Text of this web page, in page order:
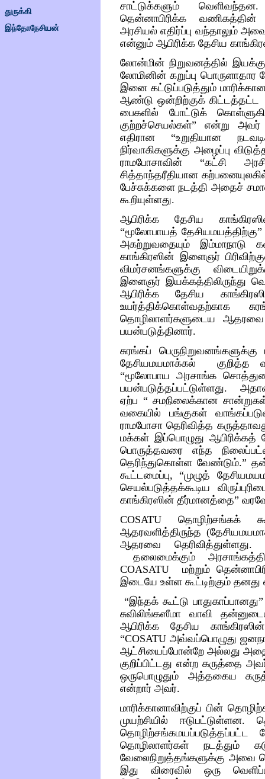
துருக்கி
இந்தோநேசியன்
சாட்டுக்களும்
வெளிவந்தன
தென்னாபிரிக்க
வணிகத்தின்
அரசியல் எதிர்ப்பு வந்தாலும்
என்னும் ஆபிரிக்க தேசிய
லோன்மின் நிறுவனத்தில்
லோமினின் கறுப்பு பொருளாதார
இனை கட்டுப்படுத்தும்
ஆண்டு ஒன்றிற்குக் கிட்டத்தட்ட
பைகளில்
போட்டுக்
குற்றச்செயல்கள்” என்று
அவர்
எதிரான “உறுதியான
நிர்வாகிகளுக்கு அழைப்பு
ராமபோசாவின் “கட்சி
சித்தாந்தரீதியான
பேச்சுக்களை நடத்தி அதைச்
கூறியுள்ளது.
ஆபிரிக்க
தேசிய
“மூலோபாயத் தேசியமயத்திற்கு
அகற்றுவதையும்
இம்மாநாடு
காங்கிரஸின் இளைஞர்
விமர்சனங்களுக்கு
இளைஞர் இயக்கத்திலிருந்து
ஆபிரிக்க
தேசிய
உயர்த்திக்கொள்வதற்காக
தொழிலாளர்களுடைய
ஆதரவை
பயன்படுத்தினார்.
சுரங்கப்
பெருநிறுவனங்களுக்கு
தேசியமயமாக்கல்
குறித்த
“மூலோபாய அரசாங்க
பயன்படுத்தப்பட்டுள்ளது.
ஏற்ப “சமநிலைக்கான
வகையில்
பங்குகள்
ராமபோசா தெரிவித்த
மக்கள் இப்பொழுது ஆபிரிக்கத்
பொருத்தவரை
எந்த
தெரிந்துகொள்ள வேண்டும்.”
கூட்டமைப்பு, “முழுத்
செயல்படுத்தக்கூடிய
காங்கிரஸின் தீர்மானத்தை”
COSATU தொழிற்சங்கக்
ஆதரவளித்திருந்த (
ஆதரவை
தெரிவித்துள்ளது
தலைமைக்கும்
COASATU மற்றும்
இடையே உள்ள கூட்டிற்கும் தனது
“இந்தக் கூட்டு பாதுகாப்பானது
சுவிலிங்கஸீமா
வாவி
ஆபிரிக்க
தேசிய
காங்கிரஸின்
“COSATU அவ்வப்பொழுது
ஆட்சியைப்போன்றே அல்லது
குறிப்பிட்டது என்ற கருத்தை
ஒருபொழுதும்
அத்தகைய
என்றார் அவர்.
மாரிக்கானாவிற்குப் பின்
முயற்சியில்
ஈடுபட்டுள்ளன.
தொழிற்சங்கமயப்படுத்தப்பட்ட
தொழிலாளர்கள்
நடத்தும்
வேலைநிறுத்தங்களுக்கு அவை
இது
விரைவில் ஒரு